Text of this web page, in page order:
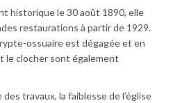
historique le 30 août 1890, elle
restaurations à partir de 1929.
ossuaire est dégagée et en
le clocher sont également
des travaux, la faiblesse de l’église